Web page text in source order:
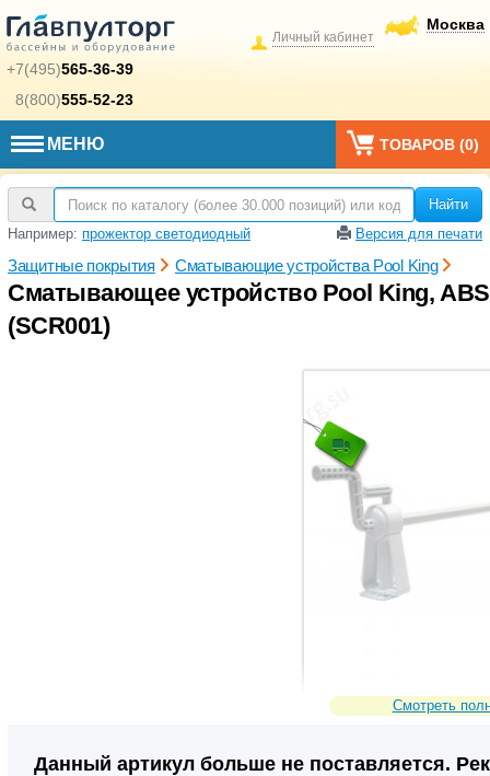
+7(495)565-36-39
8(800)555-52-23
Москва
Личный кабинет
МЕНЮ ТОВАРОВ (0)
Найти
Например: прожектор светодиодный Версия для печати
Защитные покрытия Сматывающие устройства Pool King
Сматывающее устройство Pool King, ABS
(SCR001)
Смотреть
Данный артикул больше не поставляется.